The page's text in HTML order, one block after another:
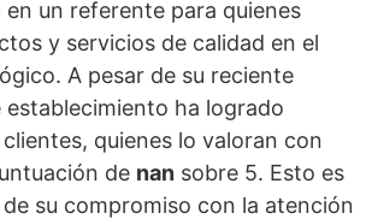
un referente para quienes
y servicios de calidad en el
A pesar de su reciente
establecimiento ha logrado
quienes lo valoran con
de nan sobre 5. Esto es
su compromiso con la atención